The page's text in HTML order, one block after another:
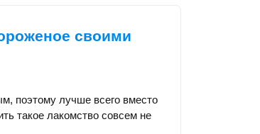
своими
поэтому лучше всего вместо
такое лакомство совсем не